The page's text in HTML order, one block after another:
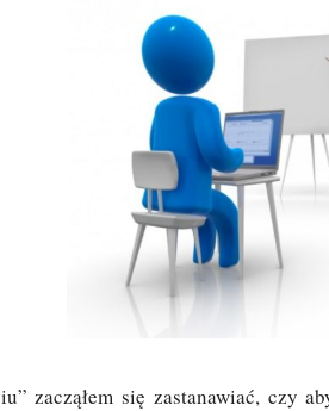
zacząłem się zastanawiać, czy